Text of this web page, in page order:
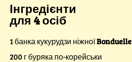
Інгредієнти
для 4 осіб
1 банка кукурудзи ніжноїBonduelle
200 г буряка по-корейськи